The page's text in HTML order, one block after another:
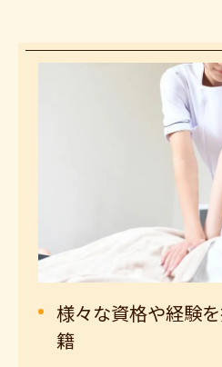
様々な資格や経験
籍